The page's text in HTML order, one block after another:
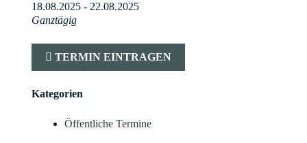
18.08.2025 - 22.08.2025
Ganztägig
TERMIN EINTRAGEN
Kategorien
Öffentliche Termine